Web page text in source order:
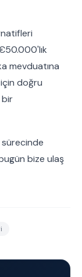
mevduatına
doğru
bir
sürecinde
bize ulaş